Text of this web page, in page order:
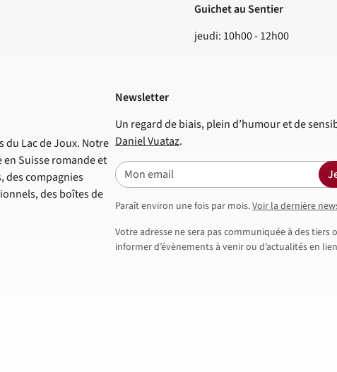
Guichet au Sentier
jeudi: 10h00 - 12h00
du Lac de Joux. Notre
Suisse romande et
des compagnies
des boîtes de
Newsletter
Un regard de biais, plein d’humour et de
Daniel Vuataz.
E-mail
Paraît environ une fois par mois.Voir la dernière
Votre adresse ne sera pas communiquée à des
informer d’évènements à venir ou d’actualités en